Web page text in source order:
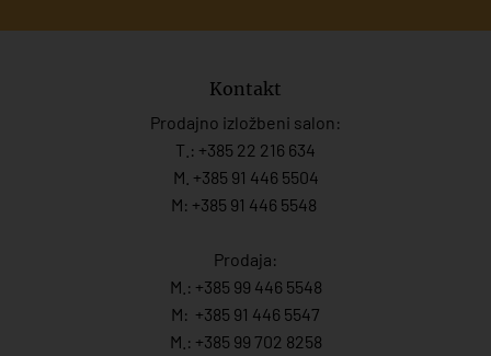
Kontakt
Prodajno izložbeni salon:
T.: +385 22 216 634
M. +385 91 446 5504
M: +385 91 446 5548
Prodaja:
M.: +385 99 446 5548
M: +385 91 446 5547
M.: +385 99 702 8258